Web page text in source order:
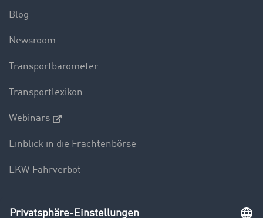
Blog
Newsroom
Transportbarometer
Transportlexikon
Webinars
Einblick in die Frachtenbörse
LKW Fahrverbot
Unternehmen